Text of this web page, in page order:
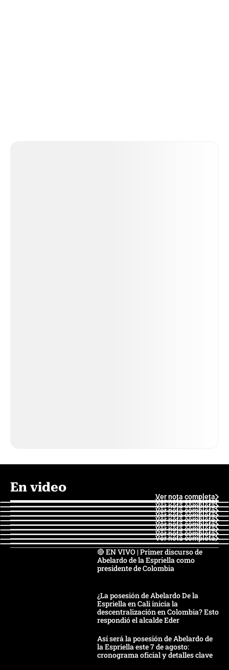
En video
Ver nota completa
Ver nota completa
Ver nota completa
Ver nota completa
Ver nota completa
Ver nota completa
Ver nota completa
Ver nota completa
Ver nota completa
Ver nota completa
🔴 EN VIVO | Primer discurso de
Abelardo de la Espriella como
presidente de Colombia
¿La posesión de Abelardo De la
Espriella en Cali inicia la
descentralización en Colombia? Esto
respondió el alcalde Eder
Así será la posesión de Abelardo de
la Espriella este 7 de agosto:
cronograma oficial y detalles clave